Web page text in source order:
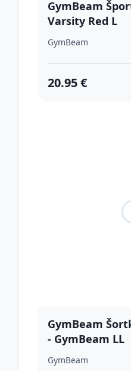
GymBeam
Varsity Red L
GymBeam
20.95 €
GymBeam
- GymBeam LL
GymBeam